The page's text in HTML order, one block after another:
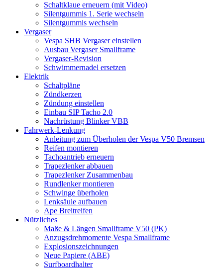
Schaltklaue erneuern (mit Video)
Silentgummis 1. Serie wechseln
Silentgummis wechseln
Vergaser
Vespa SHB Vergaser einstellen
Ausbau Vergaser Smallframe
Vergaser-Revision
Schwimmernadel ersetzen
Elektrik
Schaltpläne
Zündkerzen
Zündung einstellen
Einbau SIP Tacho 2.0
Nachrüstung Blinker VBB
Fahrwerk-Lenkung
Anleitung zum Überholen der Vespa V50 Bremsen
Reifen montieren
Tachoantrieb erneuern
Trapezlenker abbauen
Trapezlenker Zusammenbau
Rundlenker montieren
Schwinge überholen
Lenksäule aufbauen
Ape Breitreifen
Nützliches
Maße & Längen Smallframe V50 (PK)
Anzugsdrehmomente Vespa Smallframe
Explosionszeichnungen
Neue Papiere (ABE)
Surfboardhalter